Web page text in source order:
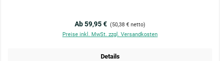
Regulärer Preis:
Ab 59,95 € (50,38 € netto)
Preise inkl. MwSt. zzgl. Versandkosten
Details